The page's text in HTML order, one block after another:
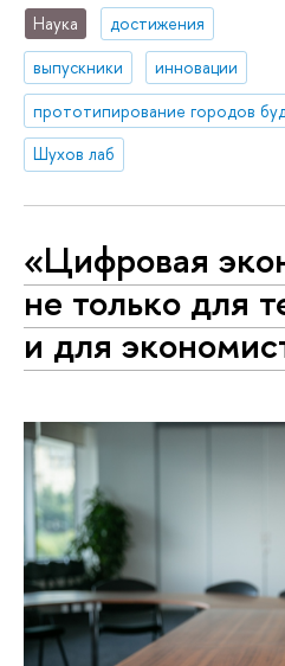
Наука
достижения
выпускники
инновации
Шухов лаб
«Цифровая
не только для
и для